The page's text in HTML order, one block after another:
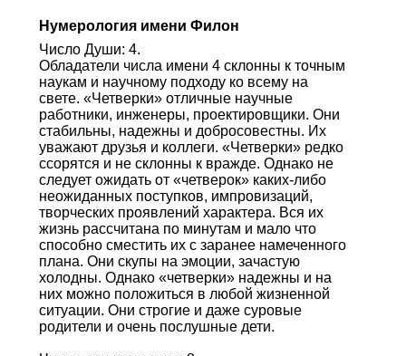
Нумерология имени Филон
Число Души: 4.
Обладатели числа имени 4 склонны к точным
наукам и научному подходу ко всему на
свете. «Четверки» отличные научные
работники, инженеры, проектировщики. Они
стабильны, надежны и добросовестны. Их
уважают друзья и коллеги. «Четверки» редко
ссорятся и не склонны к вражде. Однако не
следует ожидать от «четверок» каких-либо
неожиданных поступков, импровизаций,
творческих проявлений характера. Вся их
жизнь рассчитана по минутам и мало что
способно сместить их с заранее намеченного
плана. Они скупы на эмоции, зачастую
холодны. Однако «четверки» надежны и на
них можно положиться в любой жизненной
ситуации. Они строгие и даже суровые
родители и очень послушные дети.